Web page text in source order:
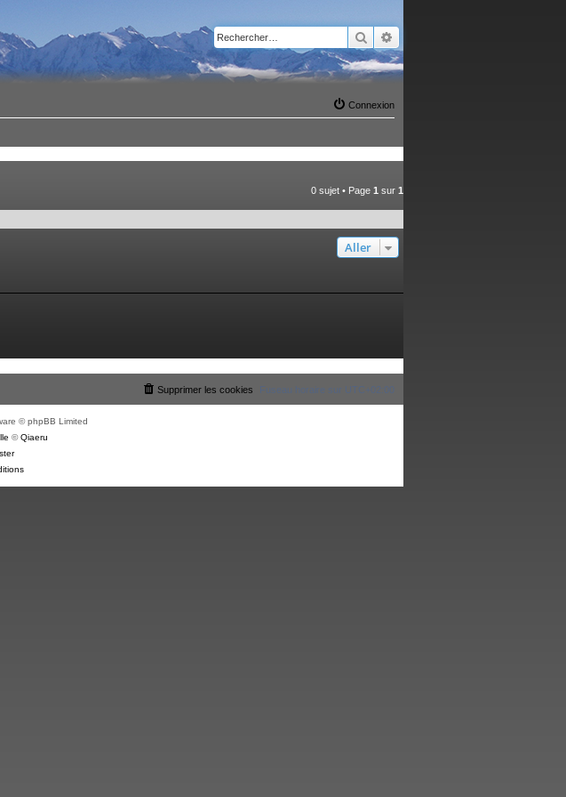
Rechercher
Connexion
0 sujet • Page 1 sur 1
Aller
Fuseau horaire sur UTC+02:00
Supprimer les cookies
© phpBB Limited
©Qiaeru